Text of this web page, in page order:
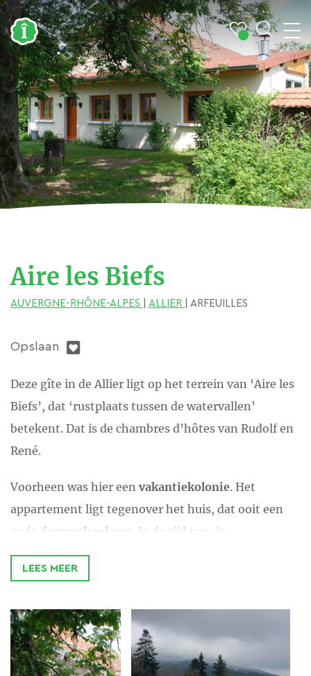
Aire les Biefs
AUVERGNE-RHÔNE-ALPES ALLIER | ARFEUILLES
Opslaan
Deze gîte in de Allier ligt op het terrein van ‘Aire les
Biefs’, dat ‘rustplaats tussen de watervallen’
betekent. Dat is de chambres d’hôtes van Rudolf en
René.
Voorheen was hier een vakantiekolonie. Het
appartement ligt tegenover het huis, dat ooit een
oude
dorpsschool was. In de tijd van de
vakantiekolonie was het appartement de
ziekenboeg, oftewel de infirmerie.
In de woonkamer is een pelletkachel, een
tweepersoons zitbank, een fauteuil en een eettafel.
De slaapkamer heeft een tweepersoonsbed (160 x
LEES MEER